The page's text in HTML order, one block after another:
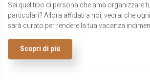
Sei quel tipo di persona che ama organizzare
particolari? Allora affidati a noi, vedrai che
sarà curato per rendere la tua vacanza
Scopri di più